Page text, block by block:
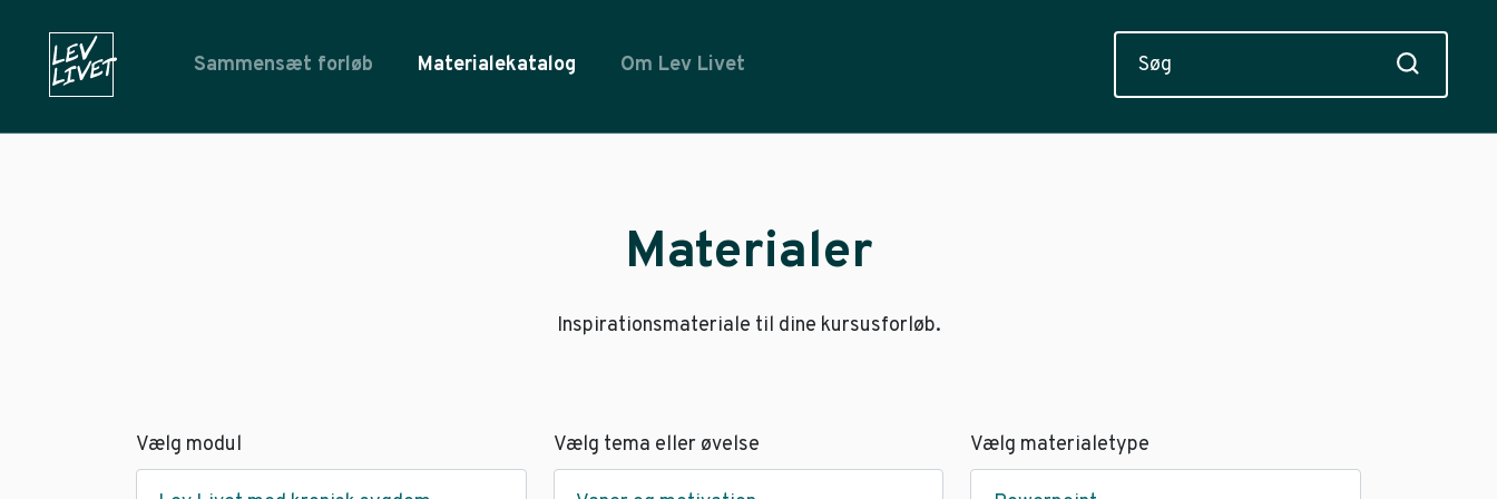
Sammensæt forløb Materialekatalog Om Lev Livet
Materialer
Inspirationsmateriale til dine kursusforløb.
Vælg modul Vælg tema eller øvelse Vælg materialetype